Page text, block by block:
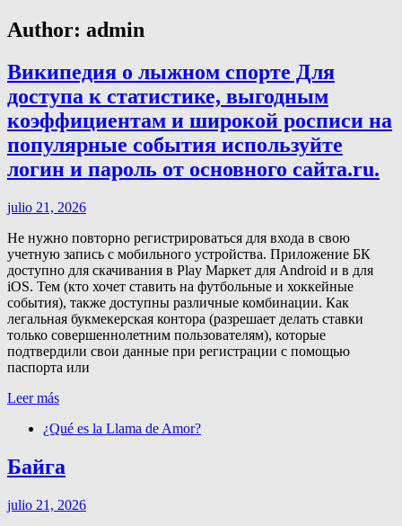
Author: admin
Википедия о лыжном спорте Для
доступа к статистике, выгодным
коэффициентам и широкой росписи на
популярные события используйте
логин и пароль от основного сайта.ru.
julio 21, 2026
Не нужно повторно регистрироваться для входа в свою
учетную запись с мобильного устройства. Приложение БК
доступно для скачивания в Play Маркет для Android и в для
iOS. Тем (кто хочет ставить на футбольные и хоккейные
события), также доступны различные комбинации. Как
легальная букмекерская контора (разрешает делать ставки
только совершеннолетним пользователям), которые
подтвердили свои данные при регистрации с помощью
паспорта или
Leer más
¿Qué es la Llama de Amor?
Байга
julio 21, 2026